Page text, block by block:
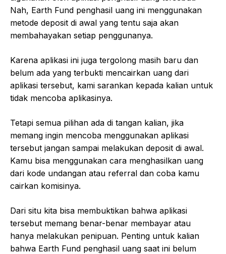
Nah, Earth Fund penghasil uang ini menggunakan
metode deposit di awal yang tentu saja akan
membahayakan setiap penggunanya.
Karena aplikasi ini juga tergolong masih baru dan
belum ada yang terbukti mencairkan uang dari
aplikasi tersebut, kami sarankan kepada kalian untuk
tidak mencoba aplikasinya.
Tetapi semua pilihan ada di tangan kalian, jika
memang ingin mencoba menggunakan aplikasi
tersebut jangan sampai melakukan deposit di awal.
Kamu bisa menggunakan cara menghasilkan uang
dari kode undangan atau referral dan coba kamu
cairkan komisinya.
Dari situ kita bisa membuktikan bahwa aplikasi
tersebut memang benar-benar membayar atau
hanya melakukan penipuan. Penting untuk kalian
bahwa Earth Fund penghasil uang saat ini belum